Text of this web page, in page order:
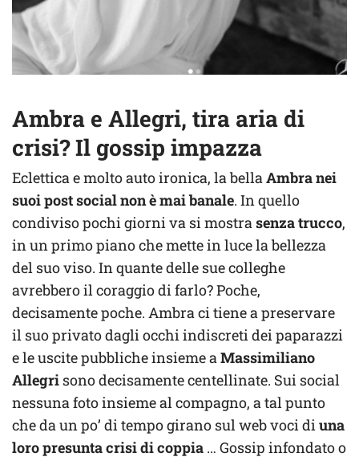
Ambra e Allegri, tira aria di
crisi? Il gossip impazza
Eclettica e molto auto ironica, la bellaAmbra nei
suoi post social non è mai banale. In quello
condiviso pochi giorni va si mostrasenza trucco,
in un primo piano che mette in luce la bellezza
del suo viso. In quante delle sue colleghe
avrebbero il coraggio di farlo? Poche,
decisamente poche. Ambra ci tiene a preservare
il suo privato dagli occhi indiscreti dei paparazzi
e le uscite pubbliche insieme aMassimiliano
Allegri sono decisamente centellinate. Sui social
nessuna foto insieme al compagno, a tal punto
che da un po’ di tempo girano sul web voci diuna
loro presunta crisi di coppia … Gossip infondato o